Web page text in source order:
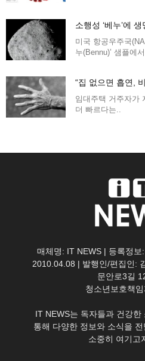
소행성 ‘베누’에
미국 항공우주국
누(Bennu)’ 샘플에
“집 없으면 흡연,
임대주택 거주자가
더 빠르다는..
매체명: IT NEWS | 등록정
2010.04.08 | 발행인/편집인:
문안로3길
청소년보호책
IT NEWS는 독자들과 건강
통해 다양한 정보와 소식을
소중히 여기고